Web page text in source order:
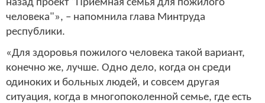
назад проект "Приемная семья для пожилого
человека"», – напомнила глава Минтруда
республики.
«Для здоровья пожилого человека такой вариант,
конечно же, лучше. Одно дело, когда он среди
одиноких и больных людей, и совсем другая
ситуация, когда в многопоколенной семье, где есть